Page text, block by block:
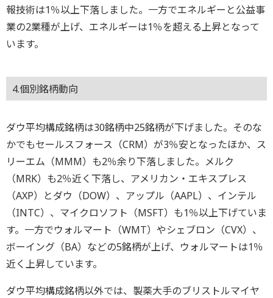
報技術は1％以上下落しました。一方でエネルギーと公益事
業の2業種が上げ、エネルギーは1％を超える上昇となって
います。
4.個別銘柄動向
ダウ平均構成銘柄は30銘柄中25銘柄が下げました。そのな
かでもセールスフォース（CRM）が3％安となったほか、ス
リーエム（MMM）も2％余り下落しました。メルク
（MRK）も2％近く下落し、アメリカン・エキスプレス
（AXP）とダウ（DOW）、アップル（AAPL）、インテル
（INTC）、マイクロソフト（MSFT）も1％以上下げていま
す。一方でウォルマート（WMT）やシェブロン（CVX）、
ボーイング（BA）などの5銘柄が上げ、ウォルマートは1％
近く上昇しています。
ダウ平均構成銘柄以外では、製薬大手のブリストルマイヤ